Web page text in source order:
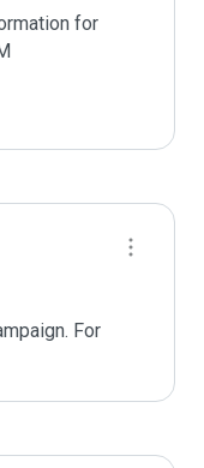
for
For